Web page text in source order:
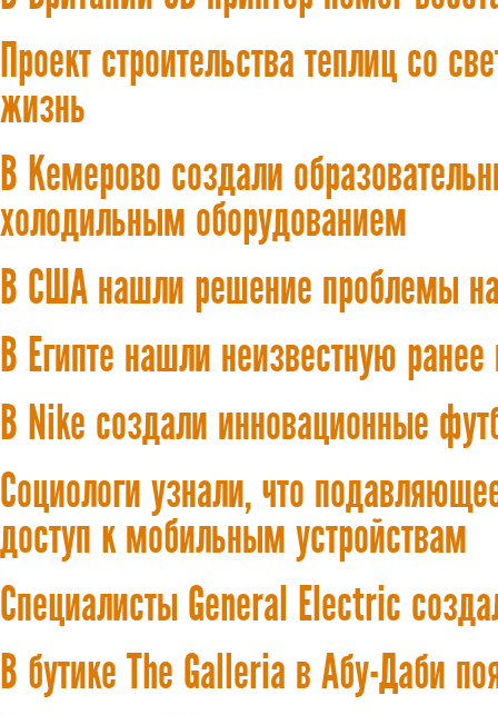
Проект строительства теплиц со
жизнь
В Кемерово создали
холодильным оборудованием
В США нашли решение проблемы
В Египте нашли неизвестную
В Nike создали инновационные
Социологи узнали, что
доступ к мобильным устройствам
Специалисты General Electric
В бутике The Galleria в Абу-Даби